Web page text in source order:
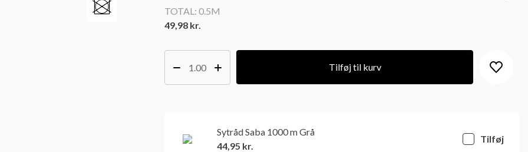
TOTAL: 0.5M
49,98 kr.
Tilføj til kurv
Sytråd Saba 1000 m Grå
44,95 kr.
Tilføj